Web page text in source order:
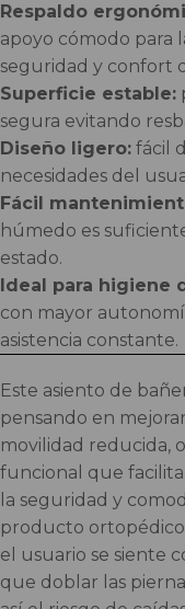
Respaldo
apoyo cómodo para
seguridad y confort
Superficie estable:
segura evitando
Diseño ligero: fácil
necesidades del
Fácil
húmedo es
estado.
Ideal para higiene
con mayor
asistencia constante.
Este asiento de
pensando en
movilidad reducida,
funcional que
la seguridad y
producto
el usuario se siente
que doblar las